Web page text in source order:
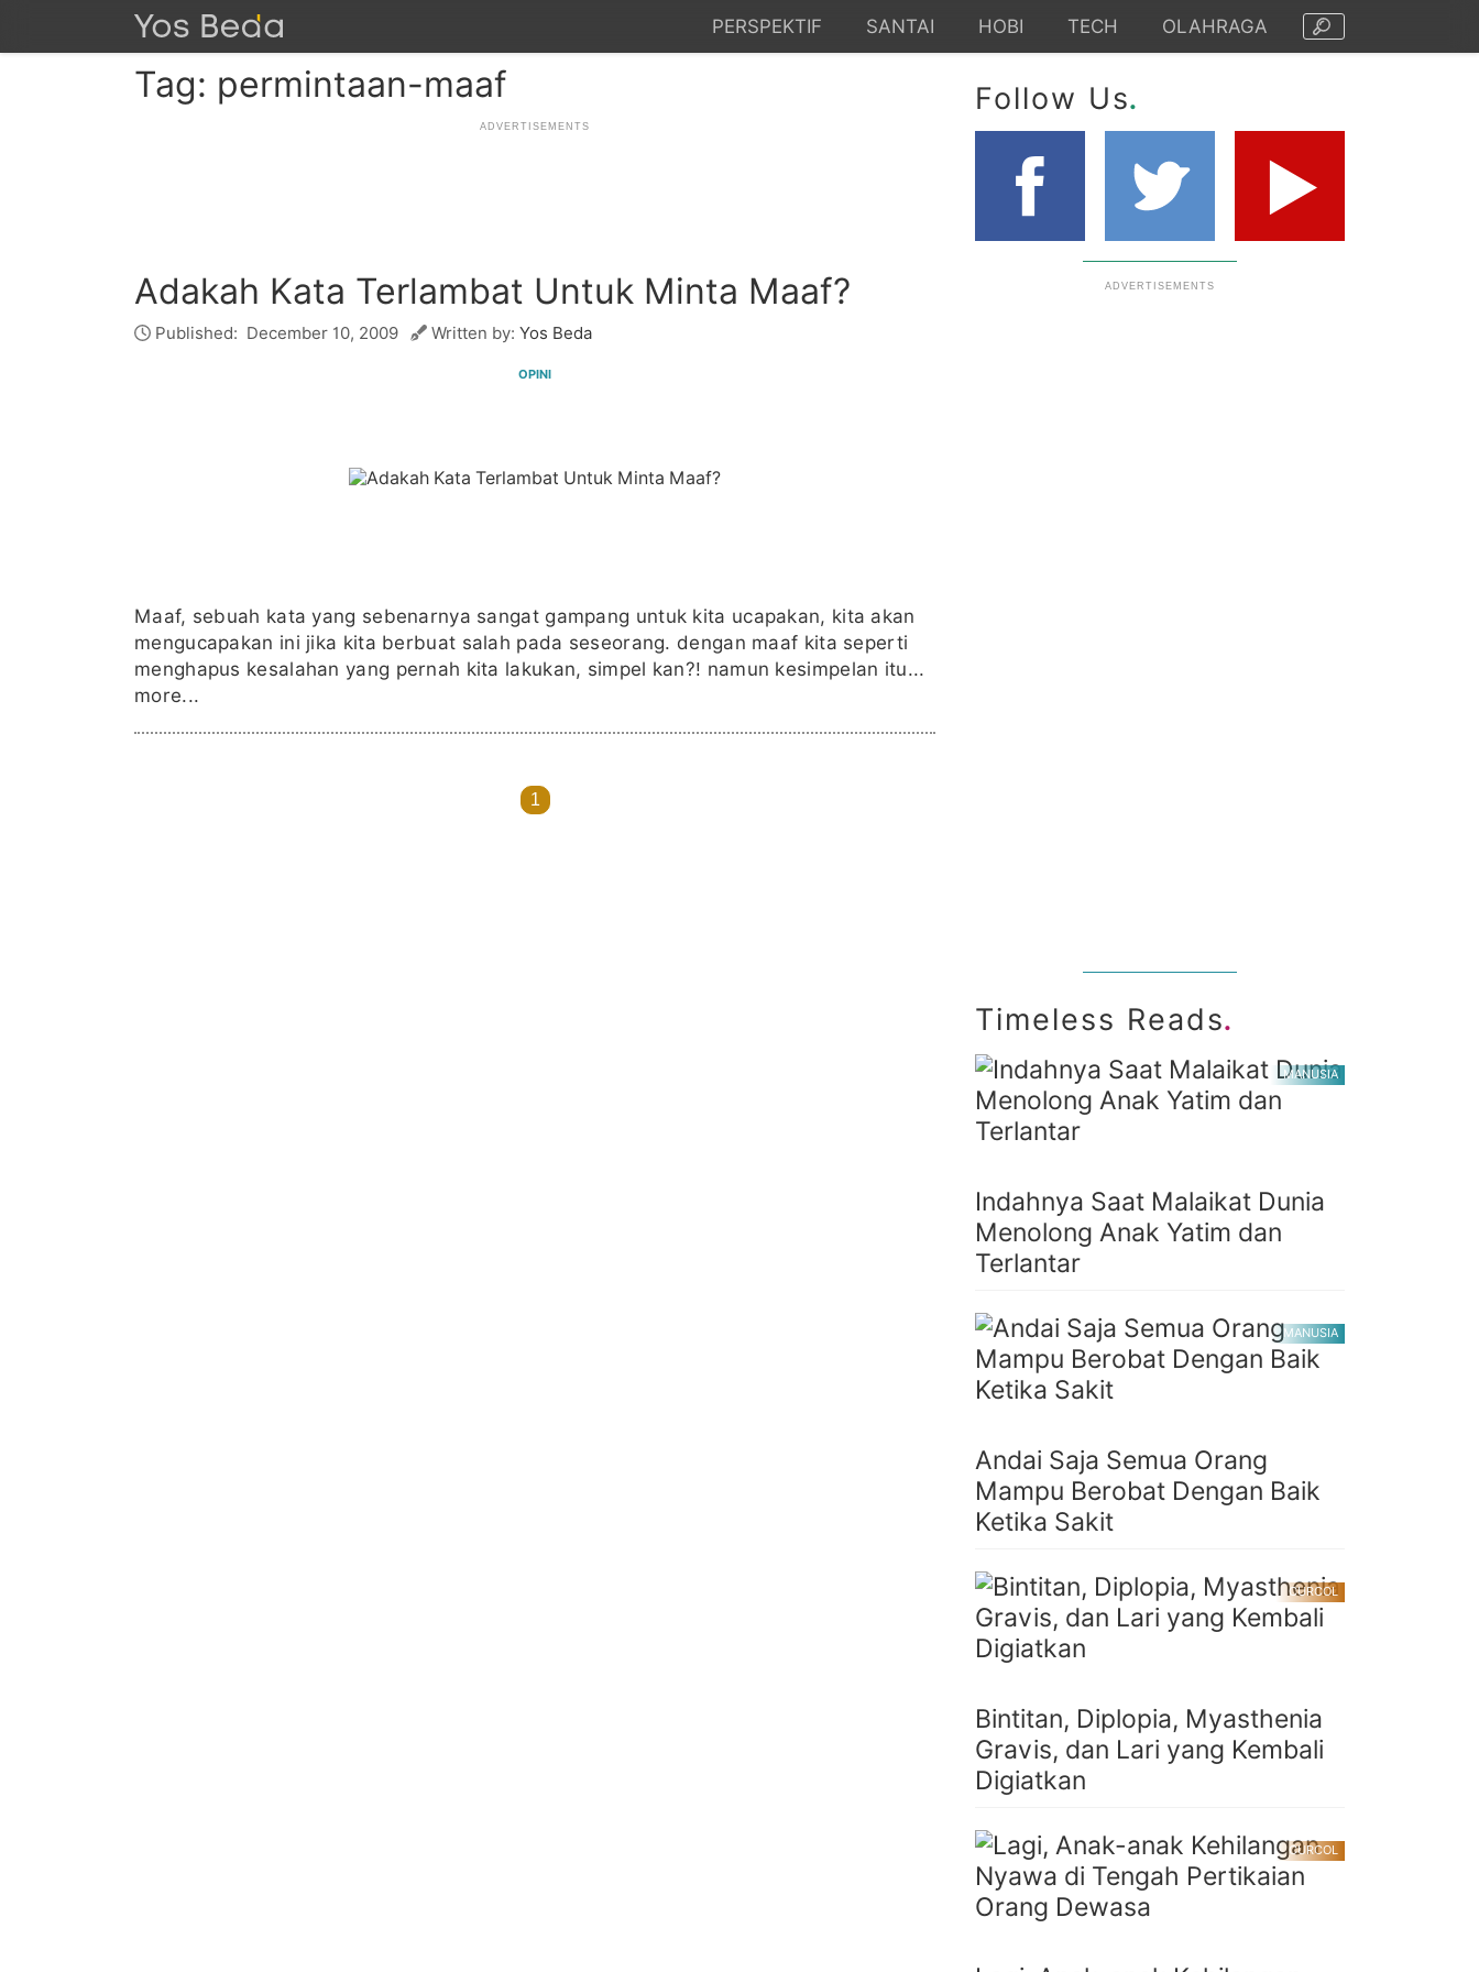
PERSPEKTIF SANTAI HOBI TECH OLAHRAGA
Tag: permintaan-maaf
Adakah Kata Terlambat Untuk Minta Maaf?
Published: December 10, 2009 Written by: Yos Beda
OPINI
Maaf, sebuah kata yang sebenarnya sangat gampang untuk kita ucapakan, kita akan
mengucapakan ini jika kita berbuat salah pada seseorang. dengan maaf kita seperti
menghapus kesalahan yang pernah kita lakukan, simpel kan?! namun kesimpelan itu...
more...
1
Follow Us.
Timeless Reads.
MANUSIA
Indahnya Saat Malaikat Dunia
Menolong Anak Yatim dan
Terlantar
MANUSIA
Andai Saja Semua Orang
Mampu Berobat Dengan Baik
Ketika Sakit
CURCOL
Bintitan, Diplopia, Myasthenia
Gravis, dan Lari yang Kembali
Digiatkan
CURCOL